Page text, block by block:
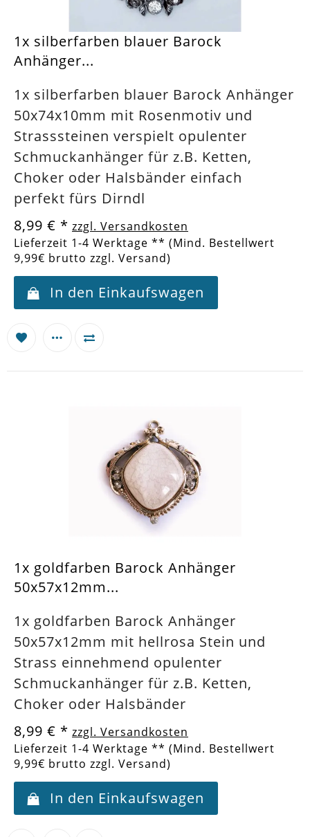
1x silberfarben blauer Barock
Anhänger...
1x silberfarben blauer Barock Anhänger
50x74x10mm mit Rosenmotiv und
Strasssteinen verspielt opulenter
Schmuckanhänger für z.B. Ketten,
Choker oder Halsbänder einfach
perfekt fürs Dirndl
8,99 € * zzgl. Versandkosten
Lieferzeit 1-4 Werktage ** (Mind. Bestellwert
9,99€ brutto zzgl. Versand)
In den Einkaufswagen
1x goldfarben Barock Anhänger
50x57x12mm...
1x goldfarben Barock Anhänger
50x57x12mm mit hellrosa Stein und
Strass einnehmend opulenter
Schmuckanhänger für z.B. Ketten,
Choker oder Halsbänder
8,99 € * zzgl. Versandkosten
Lieferzeit 1-4 Werktage ** (Mind. Bestellwert
9,99€ brutto zzgl. Versand)
In den Einkaufswagen